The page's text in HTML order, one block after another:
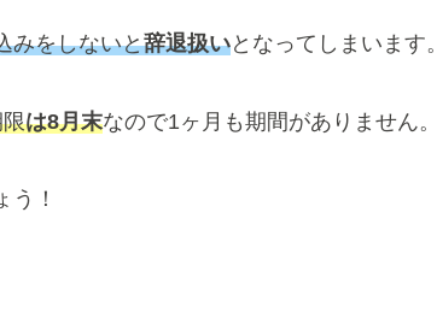
みをしないと辞退扱いとなってしまいます。
は8月末なので1ヶ月も期間がありません。
！